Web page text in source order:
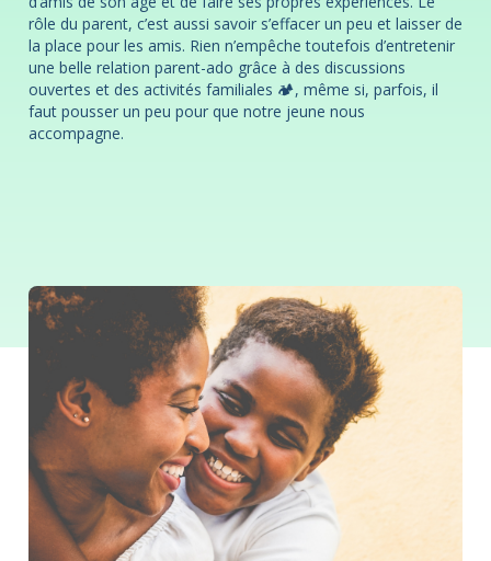
rôle du parent, c’est aussi savoir s’effacer un peu et laisser de
la place pour les amis. Rien n’empêche toutefois d’entretenir
une belle relation parent-ado grâce à des discussions
ouvertes et des activités familiales 🏕, même si, parfois, il
faut pousser un peu pour que notre jeune nous
accompagne.